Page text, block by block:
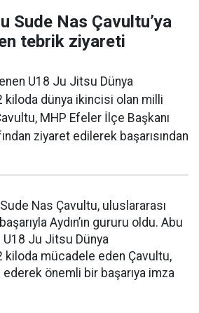
Sude Nas Çavultu’ya
tebrik ziyareti
U18 Ju Jitsu Dünya
kiloda dünya ikincisi olan milli
MHP Efeler İlçe Başkanı
ziyaret edilerek başarısından
Nas Çavultu, uluslararası
Aydın’ın gururu oldu. Abu
U18 Ju Jitsu Dünya
kiloda mücadele eden Çavultu,
önemli bir başarıya imza